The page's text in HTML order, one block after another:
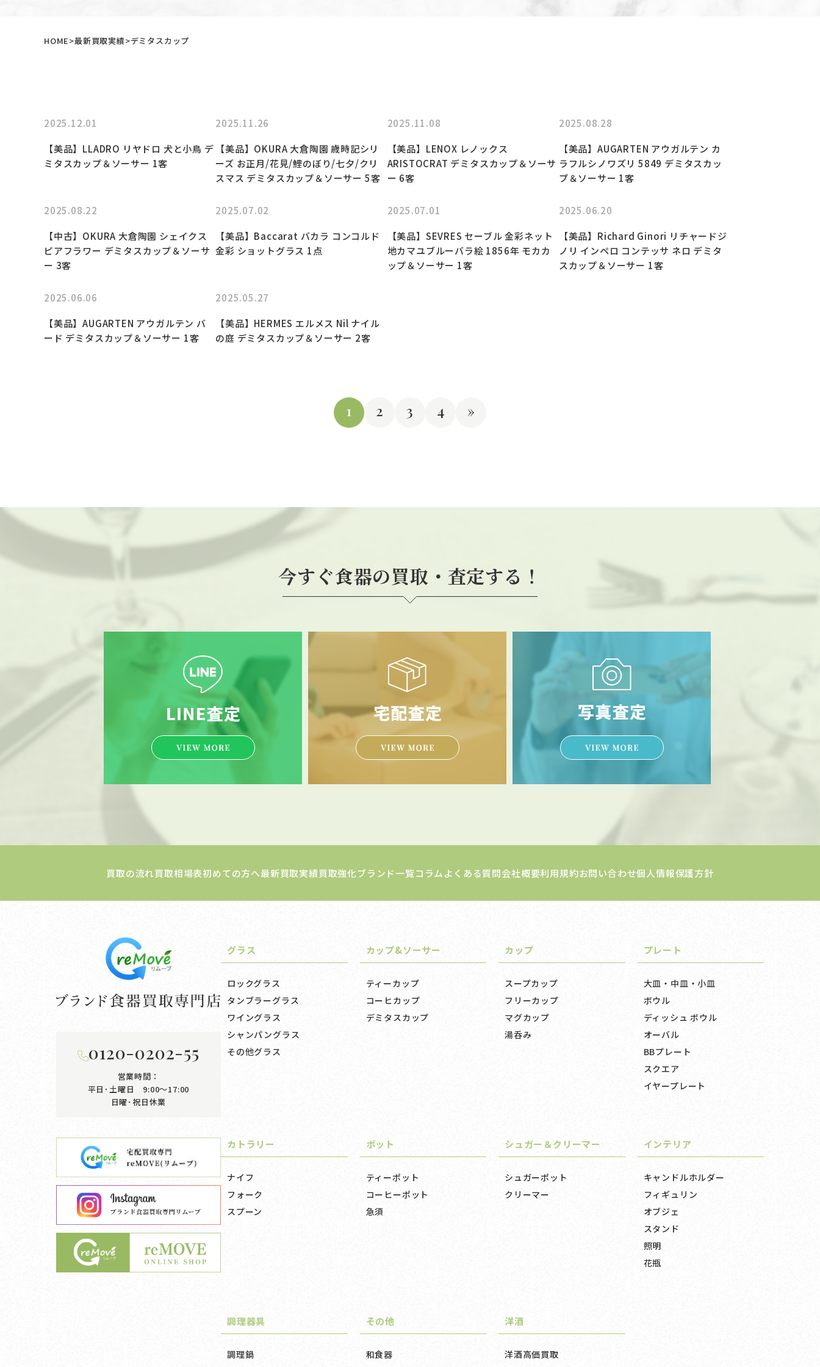
HOME 最新買取実績 デミタスカップ
2025.12.01
【美品】LLADRO リヤドロ 犬と小鳥 デ
ミタスカップ＆ソーサー 1客
2025.11.26
【美品】OKURA 大倉陶園 歳時記シリ
ーズ お正月/花見/鯉のぼり/七夕/クリ
スマス デミタスカップ＆ソーサー 5客
2025.11.08
【美品】LENOX レノックス
ARISTOCRAT デミタスカップ＆ソーサ
ー 6客
2025.08.28
【美品】AUGARTEN アウガルテン カ
ラフルシノワズリ 5849 デミタスカッ
プ＆ソーサー 1客
2025.08.22
【中古】OKURA 大倉陶園 シェイクス
ピアフラワー デミタスカップ＆ソーサ
ー 3客
2025.07.02
【美品】Baccarat バカラ コンコルド
金彩 ショットグラス 1点
2025.07.01
【美品】SEVRES セーブル 金彩ネット
地カマユブルーバラ絵 1856年 モカカ
ップ＆ソーサー 1客
2025.06.20
【美品】Richard Ginori リチャードジ
ノリ インペロ コンテッサ ネロ デミタ
スカップ＆ソーサー 1客
2025.06.06
【美品】AUGARTEN アウガルテン バ
ード デミタスカップ＆ソーサー 1客
2025.05.27
【美品】HERMES エルメス Nil ナイル
の庭 デミタスカップ＆ソーサー 2客
1 2 3 4 »
今すぐ食器の買取・査定する！
買取の流れ買取相場表初めての方へ最新買取実績買取強化ブランド一覧コラムよくある質問会社概要利用規約お問い合わせ個人情報保護方針
グラス
ロックグラス
タンブラーグラス
ワイングラス
シャンパングラス
その他グラス
カップ&ソーサー
ティーカップ
コーヒカップ
デミタスカップ
カップ
スープカップ
フリーカップ
マグカップ
湯呑み
プレート
大皿・中皿・小皿
ボウル
ディッシュ ボウル
オーバル
BBプレート
スクエア
イヤープレート
カトラリー
ナイフ
フォーク
スプーン
ポット
ティーポット
コーヒーポット
急須
シュガー＆クリーマー
シュガーポット
クリーマー
インテリア
キャンドルホルダー
フィギュリン
オブジェ
スタンド
照明
花瓶
調理器具
調理鍋
その他
和食器
洋酒
洋酒高価買取
0120-0202-55
営業時間：
平日･土曜日 9:00〜17:00
日曜･祝日休業